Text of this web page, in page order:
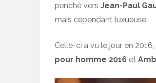
penché vers Jean-Paul
mais cependant luxueuse.
Celle-ci a vu le jour en
pour homme 2016 et